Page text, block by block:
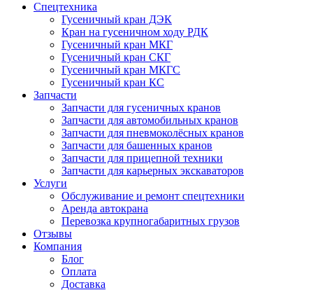
Спецтехника
Гусеничный кран ДЭК
Кран на гусеничном ходу РДК
Гусеничный кран МКГ
Гусеничный кран СКГ
Гусеничный кран МКГС
Гусеничный кран КС
Запчасти
Запчасти для гусеничных кранов
Запчасти для автомобильных кранов
Запчасти для пневмоколёсных кранов
Запчасти для башенных кранов
Запчасти для прицепной техники
Запчасти для карьерных экскаваторов
Услуги
Обслуживание и ремонт спецтехники
Аренда автокрана
Перевозка крупногабаритных грузов
Отзывы
Компания
Блог
Оплата
Доставка